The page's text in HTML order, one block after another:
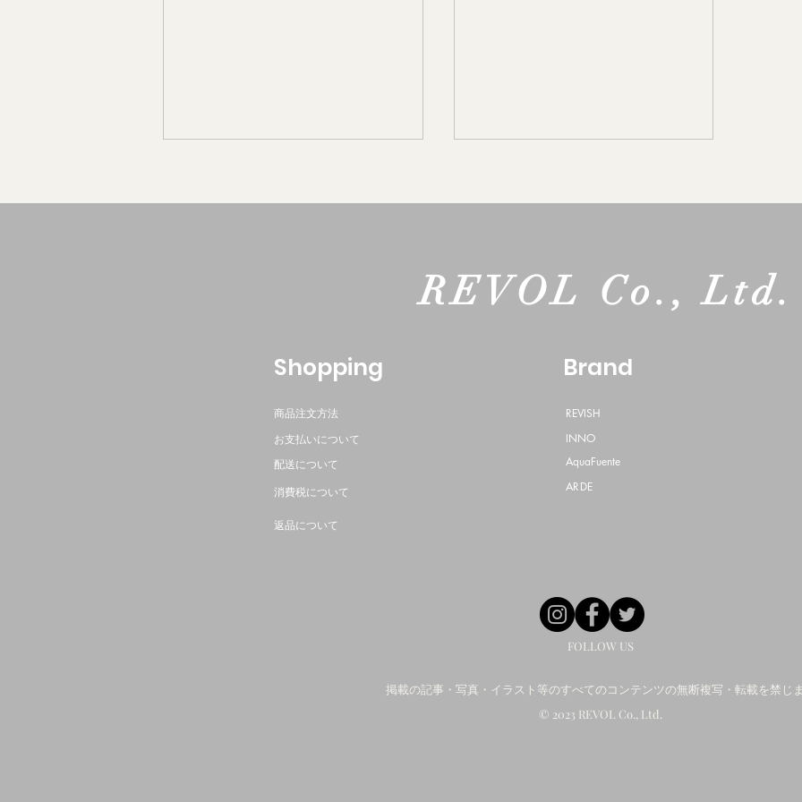
REVISH LiMA(リマ)がリニュ
REVOL Co., Ltd.
​Shopping
商品注文方法
お支払いについて
配送について
消費税について
返品について
Brand
REVISH
INNO
AquaFuente
ARDE
FOLLOW US
掲載の記事・写真・イラスト等のすべてのコンテンツの無断複写・転載を禁じ
© 2023 REVOL Co., Ltd.